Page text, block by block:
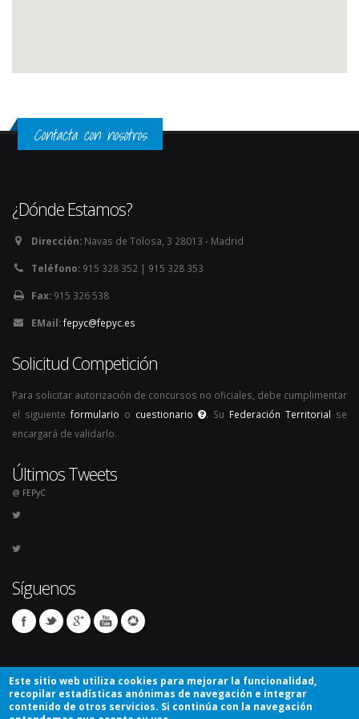
Contacta con nosotros
¿Dónde Estamos?
Dirección: Navas de Tolosa, 3 28013 - Madrid
Teléfono: 915 328 352 | 915 328 353
Fax: 915 326 538
EMail:fepyc@fepyc.es
Solicitud Competición
Para solicitar autorización de concursos no oficiales, debe cumplimentar
el siguiente formulario o cuestionario . Su Federación Territorial se
encargará de validarlo.
Últimos Tweets
@ FEPyC
Síguenos
Este sitio web utiliza cookies para mejorar la funcionalidad,
recopilar estadísticas anónimas de navegación e integrar
contenido de otros servicios. Si continúa con la navegación